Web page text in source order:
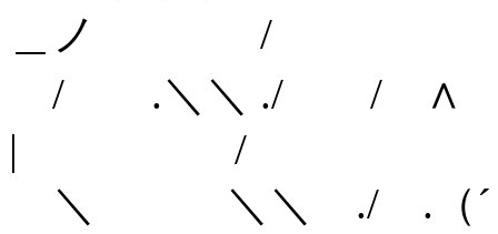
＿ノ /
/ .＼＼ ./
| /
＼ ＼＼ ./ .（´